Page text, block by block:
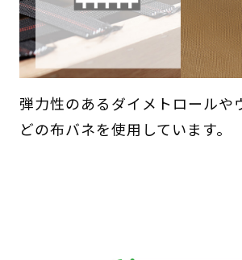
弾力性のあるダイメトロールや
どの布バネを使用しています。